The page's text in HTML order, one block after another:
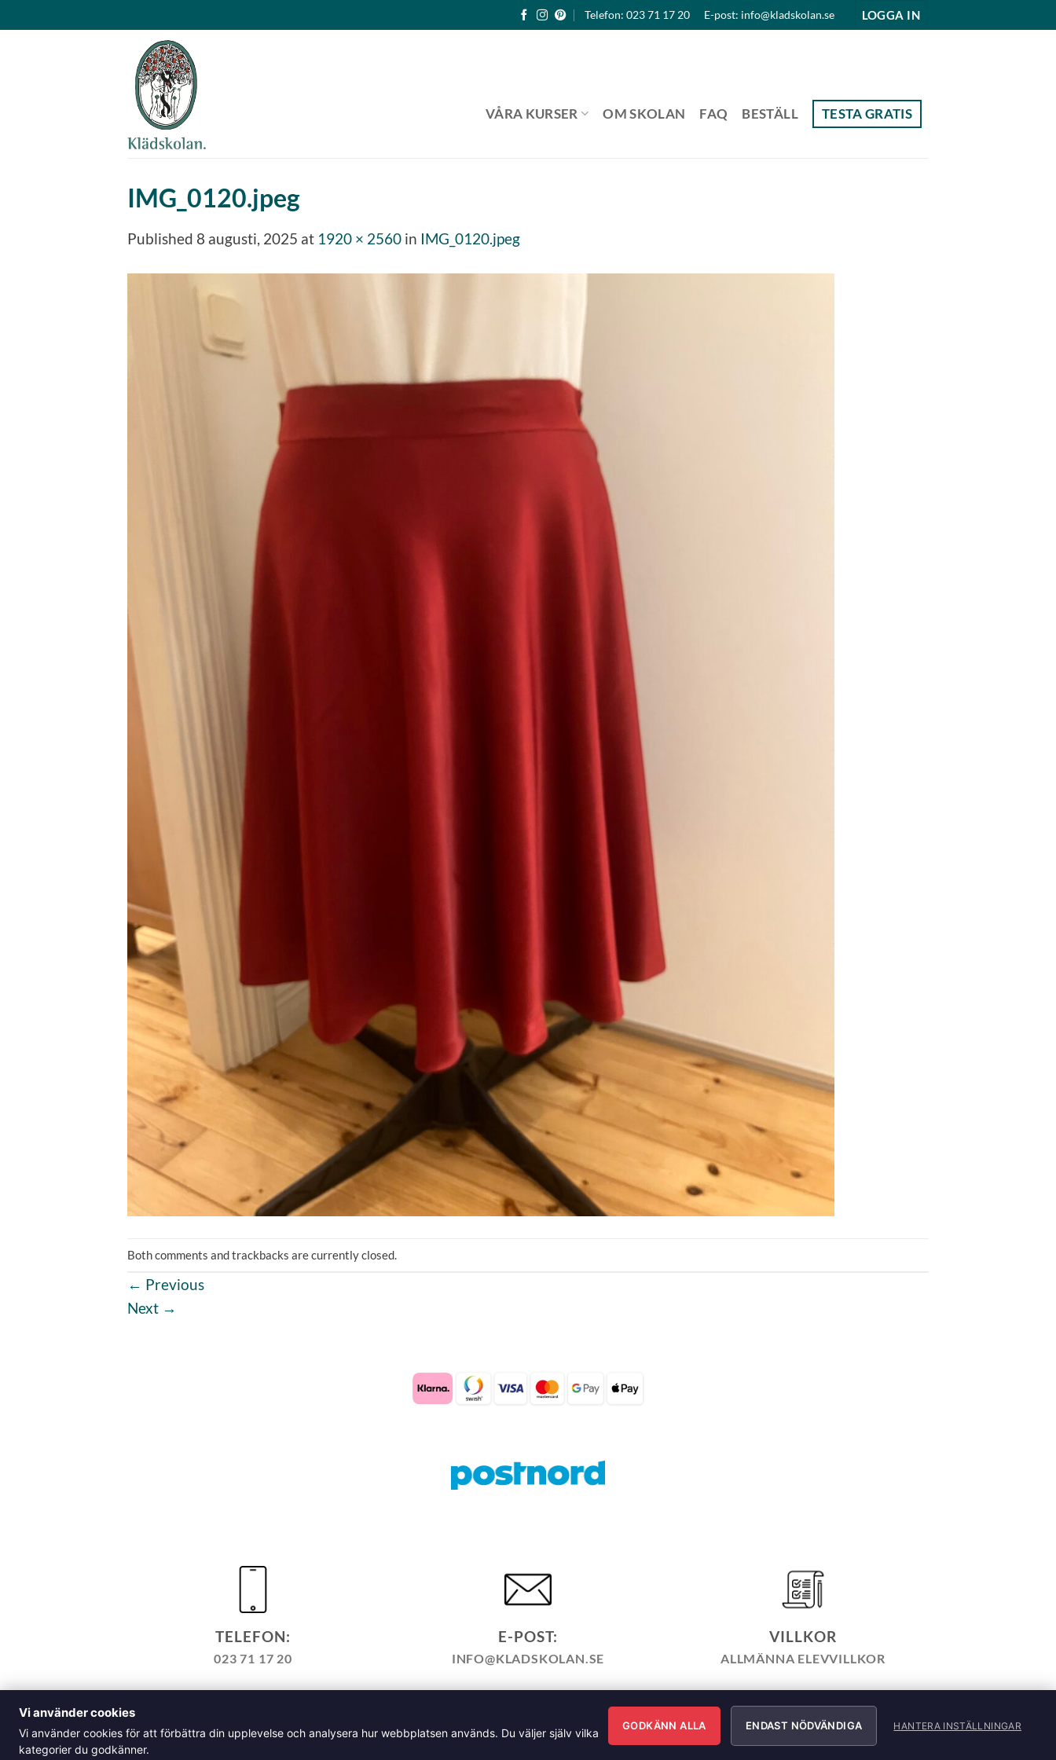
to
Telefon: 023 71 17 20 E-post: info@kladskolan.se LOGGA IN
VÅRA KURSER OM SKOLAN FAQ BESTÄLL TESTA GRATIS
IMG_0120.jpeg
Published 8 augusti, 2025 at 1920 × 2560 in IMG_0120.jpeg
Both comments and trackbacks are currently closed.
← Previous
Next →
TELEFON:
023 71 17 20
E-POST:
INFO@KLADSKOLAN.SE
VILLKOR
ALLMÄNNA ELEVVILLKOR
HEMSIDEPOLICY COOKIEPOLICY
ALLMÄNNA FRÅGOR OM VÅRA KURSER I SÖMNAD OCH TILLSKÄRNING
Klädskolan Sverige AB, Åsgatan 35, 791 71 Falun Copyright 2026 © Klädskolan Sverige AB. All Rights Reserved
Vi använder cookies
Vi använder cookies för att förbättra din upplevelse och analysera hur webbplatsen används. Du väljer själv vilka
kategorier du godkänner.
GODKÄNN ALLA ENDAST NÖDVÄNDIGA HANTERA INSTÄLLNINGAR